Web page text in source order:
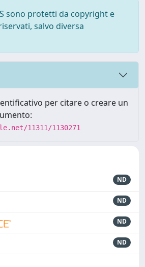
sono protetti da copyright e
salvo diversa
per citare o creare un
11311/1130271
ND
ND
ND
ND